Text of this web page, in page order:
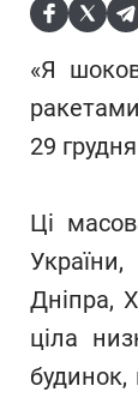
«Я
29
Ці
Дніпра,
ціла
будинок,